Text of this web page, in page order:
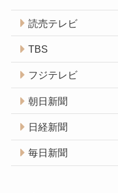
読売テレビ
TBS
フジテレビ
朝日新聞
日経新聞
毎日新聞